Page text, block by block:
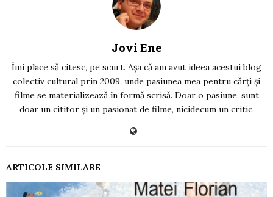
Jovi Ene
Îmi place să citesc, pe scurt. Așa că am avut ideea acestui blog
colectiv cultural prin 2009, unde pasiunea mea pentru cărți și
filme se materializează în formă scrisă. Doar o pasiune, sunt
doar un cititor și un pasionat de filme, nicidecum un critic.
ARTICOLE SIMILARE